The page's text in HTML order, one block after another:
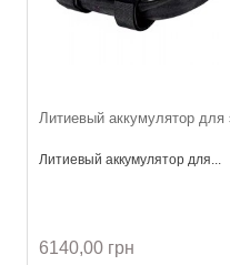
Литиевый аккумулятор для
Литиевый аккумулятор для...
6140,00 грн